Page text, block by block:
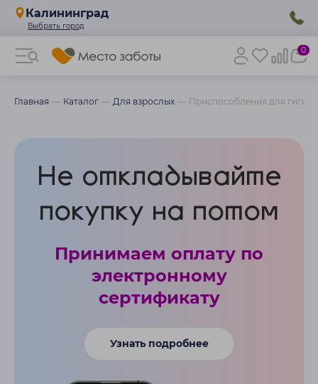
Калининград
0
Главная Каталог Для взрослых Приспособления для
Не откладывайте
покупку на потом
Принимаем оплату по
электронному
сертификату
Узнать подробнее